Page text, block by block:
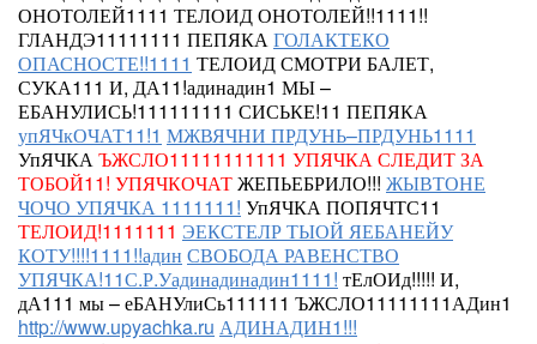
ОНОТОЛЕЙ1111 ТЕЛОИДОНОТОЛЕЙ!!1111!!
ГЛАНДЭ11111111 ПЕПЯКАГОЛАКТЕКО
ОПАСНОСТЕ!!1111 ТЕЛОИД СМОТРИ БАЛЕТ,
СУКА111 И, ДА11!адинадин1 МЫ –
ЕБАНУЛИСЬ!111111111 СИСЬКЕ!11 ПЕПЯКА
упЯЧкОЧАТ11!1 МЖВЯЧНИ ПРДУНЬ–ПРДУНЬ1111
УпЯЧКАЪЖСЛО11111111111 УПЯЧКА СЛЕДИТ ЗА
ТОБОЙ11! УПЯЧКОЧАТЖЕПЬЕБРИЛО!!! ЖЫВТОНЕ
ЧОЧО УПЯЧКА 1111111! УпЯЧКА ПОПЯЧТС11
ТЕЛОИД!1111111 ЭЕКСТЕЛР ТЫОЙ ЯЕБАНЕЙУ
КОТУ!!!!1111!!адин СВОБОДА РАВЕНСТВО
УПЯЧКА!11С.Р.Уадинадинадин1111! тЕлОИд!!!!! И,
дА111 мы – еБАНУлиСь111111 ЪЖСЛО11111111АДин1
http://www.upyachka.ru АДИНАДИН1!!!